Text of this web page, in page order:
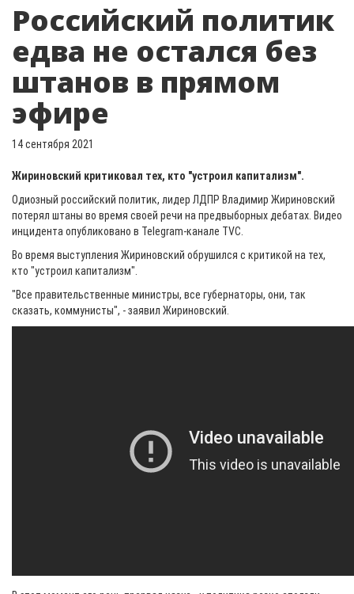
Российский политик
едва не остался без
штанов в прямом
эфире
14 сентября 2021
Жириновский критиковал тех, кто "устроил капитализм".
Одиозный российский политик, лидер ЛДПР Владимир Жириновский
потерял штаны во время своей речи на предвыборных дебатах. Видео
инцидента опубликовано в Telegram-канале TVC.
Во время выступления Жириновский обрушился с критикой на тех,
кто "устроил капитализм".
"Все правительственные министры, все губернаторы, они, так
сказать, коммунисты", - заявил Жириновский.